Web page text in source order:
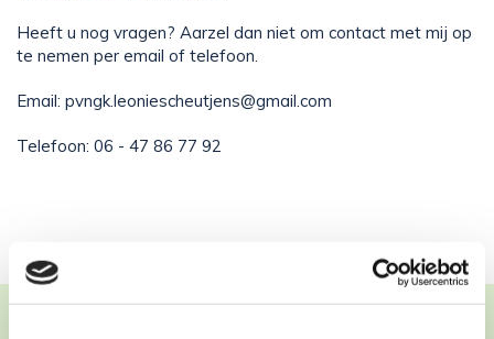
Heeft u nog vragen? Aarzel dan niet om contact met mij op
te nemen per email of telefoon.
Email: pvngk.leoniescheutjens@gmail.com
Telefoon: 06 - 47 86 77 92